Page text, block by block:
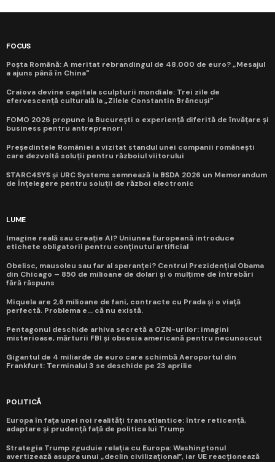
FOCUS
Poșta Română: A meritat rebrandingul de 48.000 de euro? „Mesajul
a ajuns până în China"
Craiova devine capitala sculpturii mondiale: Trei zile de
efervescență culturală la „Zilele Constantin Brâncuși”
FOMO 2026 propune la București o experiență diferită de învățare și
business pentru antreprenori
Președintele României a vizitat standul unei companii românești
care dezvoltă soluții pentru războiul viitorului
STARC4SYS și URC Systems semnează la BSDA 2026 un Memorandum
de Înțelegere pentru soluții de război electronic
LUME
Imagine reală sau creație AI? Uniunea Europeană introduce
etichete obligatorii pentru conținutul artificial
Obelisc, mausoleu sau far al speranței? Centrul Prezidențial Obama
din Chicago – 850 de milioane de dolari și o mulțime de întrebări
fără răspuns
Miquela are 2,6 milioane de fani, contracte cu Prada și o viață
perfectă. Problema e... că nu există.
Pentagonul deschide arhiva secretă a OZN-urilor: imagini
misterioase, mărturii FBI și obsesia americană pentru necunoscut
Gigantul de 4 miliarde de euro care schimbă Aeroportul din
Frankfurt: Terminalul 3 se deschide pe 23 aprilie
POLITICĂ
Europa în fața unei noi realități transatlantice: între reticență,
adaptare și prudență față de politica lui Trump
Strategia Trump zguduie relația cu Europa: Washingtonul
avertizează asupra unui „declin civilizațional”, iar UE reacționează